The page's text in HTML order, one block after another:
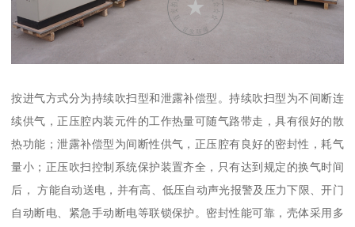
按进气方式分为持续吹扫型和泄露补偿型。持续吹扫型为不间断连
续供气，正压腔内装元件的工作热量可随气路带走，具有很好的散
热功能；泄露补偿型为间断性供气，正压腔有良好的密封性，耗气
量小；正压吹扫控制系统保护装置齐全，只有达到规定的换气时间
后， 方能自动送电，并有高、低压自动声光报警及压力下限、开门
自动断电、紧急手动断电等联锁保护。密封性能可靠，壳体采用多